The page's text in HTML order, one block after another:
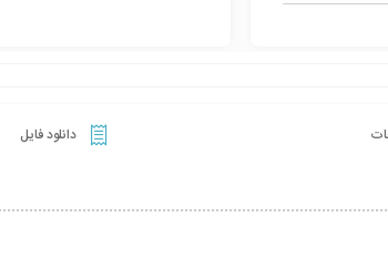
دانلود فایل